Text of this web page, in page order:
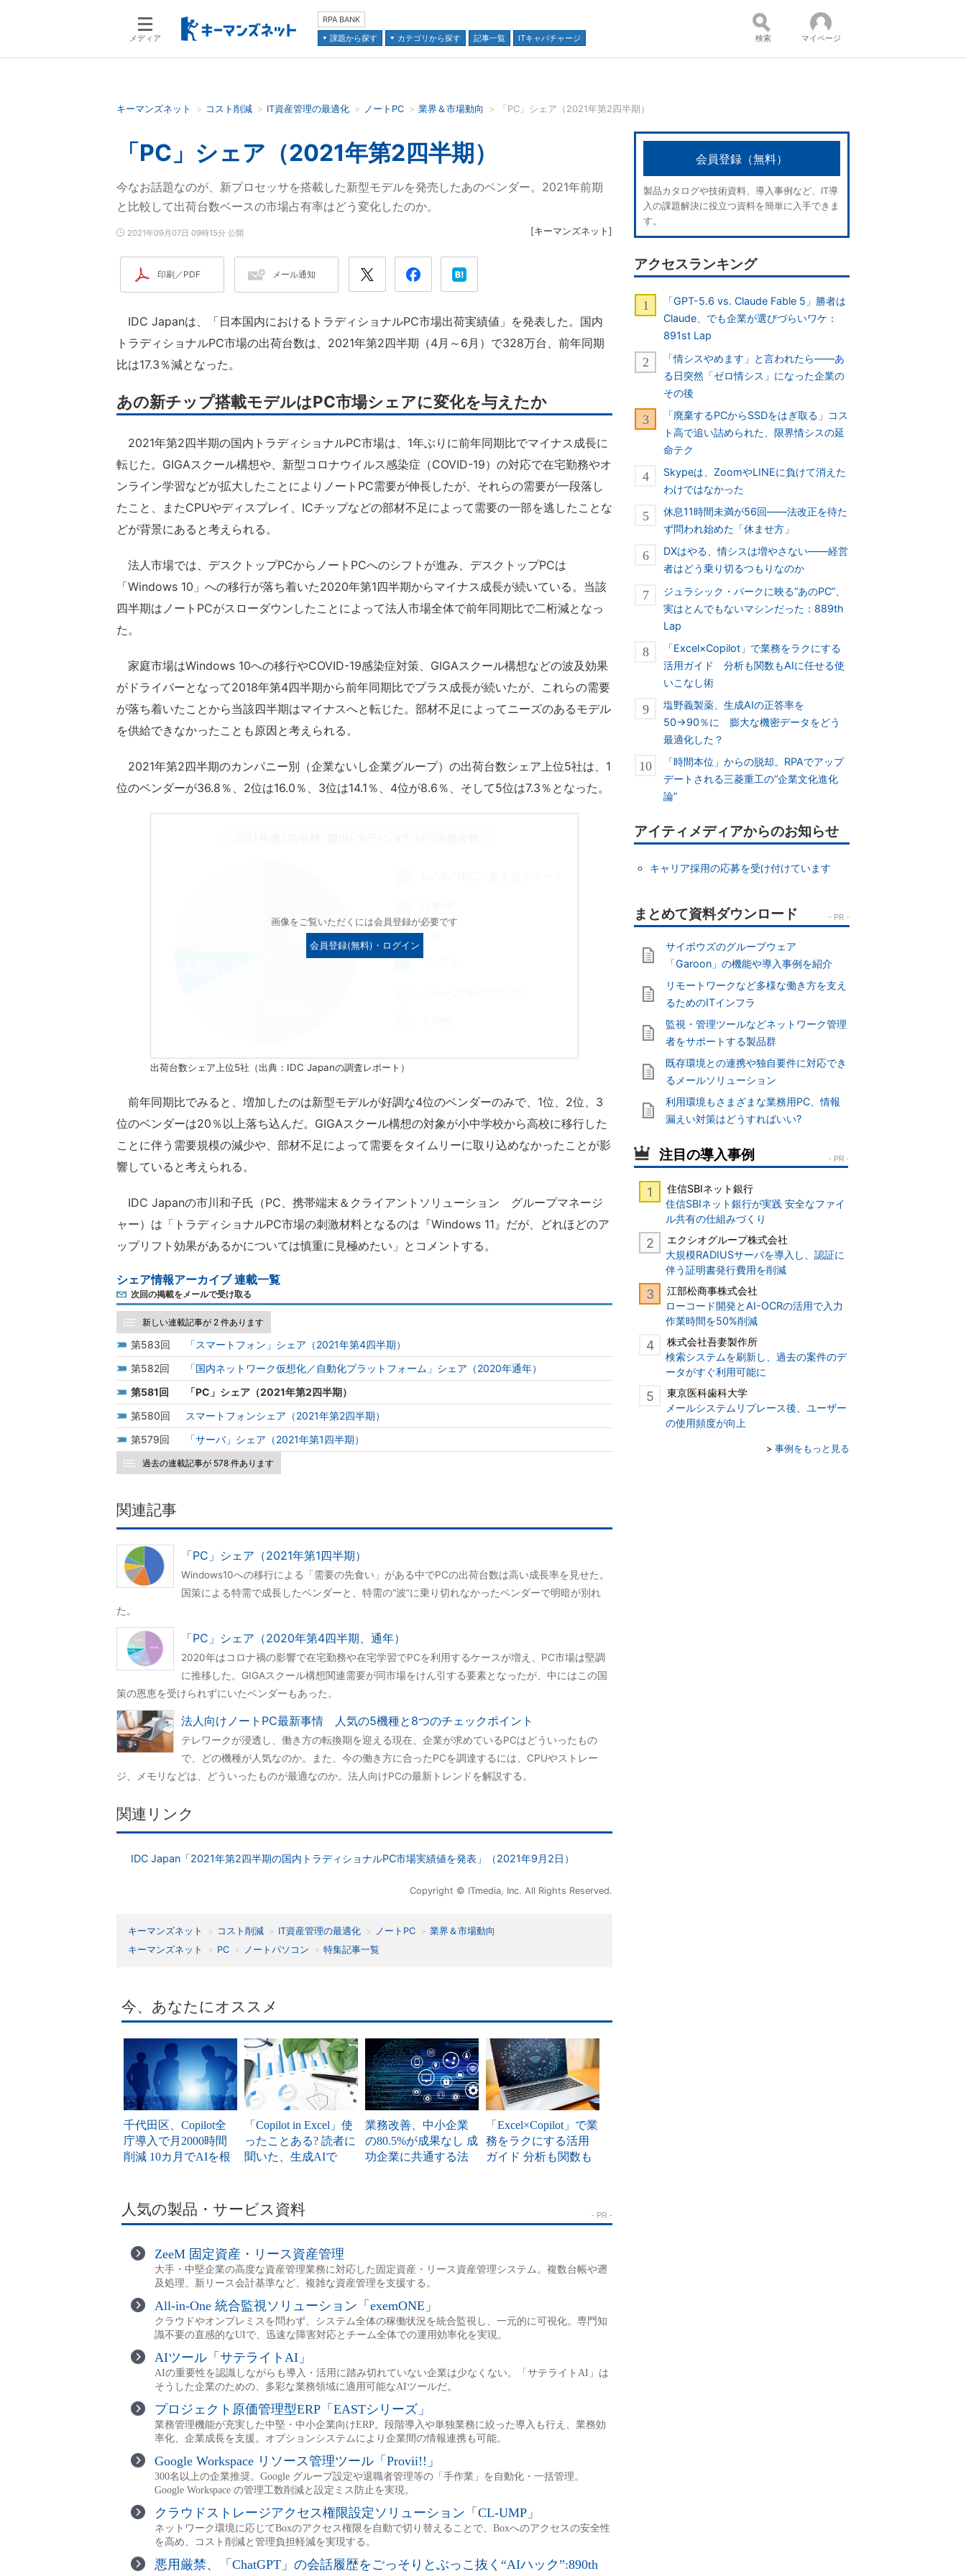
メディア
RPA BANK
課題から探す
カテゴリから探す 記事一覧 ITキャパチャージ
検索語を入力してください 並び順：
検索 マイページ
キーマンズネット コスト削減 IT資産管理の最適化 ノートPC 業界＆市場動向 「PC」シェア（2021年第2四半期）
「PC」シェア（2021年第2四半期）
今なお話題なのが、新プロセッサを搭載した新型モデルを発売したあのベンダー。2021年前期
と比較して出荷台数ベースの市場占有率はどう変化したのか。
2021年09月07日 09時15分 公開 [キーマンズネット ]
印刷／PDF メール通知
IDC Japanは、「日本国内におけるトラディショナルPC市場出荷実績値」を発表した。国内
トラディショナルPC市場の出荷台数は、2021年第2四半期（4月～6月）で328万台、前年同期
比は17.3％減となった。
あの新チップ搭載モデルはPC市場シェアに変化を与えたか
2021年第2四半期の国内トラディショナルPC市場は、1年ぶりに前年同期比でマイナス成長に
転じた。GIGAスクール構想や、新型コロナウイルス感染症（COVID-19）の対応で在宅勤務やオ
ンライン学習などが拡大したことによりノートPC需要が伸長したが、それらの需要が一段落し
たこと、またCPUやディスプレイ、ICチップなどの部材不足によって需要の一部を逃したことな
どが背景にあると考えられる。
法人市場では、デスクトップPCからノートPCへのシフトが進み、デスクトップPCは
「Windows 10」への移行が落ち着いた2020年第1四半期からマイナス成長が続いている。当該
四半期はノートPCがスローダウンしたことによって法人市場全体で前年同期比で二桁減となっ
た。
家庭市場はWindows 10への移行やCOVID-19感染症対策、GIGAスクール構想などの波及効果
がドライバーとなって2018年第4四半期から前年同期比でプラス成長が続いたが、これらの需要
が落ち着いたことから当該四半期はマイナスへと転じた。部材不足によってニーズのあるモデル
を供給できなかったことも原因と考えられる。
2021年第2四半期のカンパニー別（企業ないし企業グループ）の出荷台数シェア上位5社は、1
位のベンダーが36.8％、2位は16.0％、3位は14.1％、4位が8.6％、そして5位は7.3％となった。
画像をご覧いただくには会員登録が必要です
会員登録(無料)・ログイン
出荷台数シェア上位5社（出典：IDC Japanの調査レポート）
前年同期比でみると、増加したのは新型モデルが好調な4位のベンダーのみで、1位、2位、3
位のベンダーは20％以上落ち込んだ。GIGAスクール構想の対象が小中学校から高校に移行した
ことに伴う需要規模の減少や、部材不足によって需要をタイムリーに取り込めなかったことが影
響していると考えられる。
IDC Japanの市川和子氏（PC、携帯端末＆クライアントソリューション グループマネージ
ャー）は「トラディショナルPC市場の刺激材料となるのは『Windows 11』だが、どれほどのア
ップリフト効果があるかについては慎重に見極めたい」とコメントする。
シェア情報アーカイブ 連載一覧
次回の掲載をメールで受け取る
新しい連載記事が 2 件あります
583
「スマートフォン」シェア（2021年第4四半期）
582
「国内ネットワーク仮想化／自動化プラットフォーム」シェア（2020年通年）
581
「PC」シェア（2021年第2四半期）
580
スマートフォンシェア（2021年第2四半期）
579
「サーバ」シェア（2021年第1四半期）
過去の連載記事が 578 件あります
関連記事
「PC」シェア（2021年第1四半期）
Windows10への移行による「需要の先食い」がある中でPCの出荷台数は高い成長率を見せた。
国策による特需で成長したベンダーと、特需の“波”に乗り切れなかったベンダーで明暗が別れ
た。
「PC」シェア（2020年第4四半期、通年）
2020年はコロナ禍の影響で在宅勤務や在宅学習でPCを利用するケースが増え、PC市場は堅調
に推移した。GIGAスクール構想関連需要が同市場をけん引する要素となったが、中にはこの国
策の恩恵を受けられずにいたベンダーもあった。
法人向けノートPC最新事情 人気の5機種と8つのチェックポイント
テレワークが浸透し、働き方の転換期を迎える現在、企業が求めているPCはどういったもの
で、どの機種が人気なのか。また、今の働き方に合ったPCを調達するには、CPUやストレー
ジ、メモリなどは、どういったものが最適なのか。法人向けPCの最新トレンドを解説する。
関連リンク
IDC Japan「2021年第2四半期の国内トラディショナルPC市場実績値を発表」（2021年9月2日）
Copyright © ITmedia, Inc. All Rights Reserved.
キーマンズネット コスト削減 IT資産管理の最適化 ノートPC
業界＆市場動向
キーマンズネット
PC ノートパソコン 特集記事一覧
会員登録（無料）
製品カタログや技術資料、導入事例など、IT導
入の課題解決に役立つ資料を簡単に入手できま
す。
アクセスランキング
「GPT-5.6 vs. Claude Fable 5」勝者は
Claude、でも企業が選びづらいワケ：
891st Lap
「情シスやめます」と言われたら――あ
る日突然「ゼロ情シス」になった企業の
その後
「廃棄するPCからSSDをはぎ取る」コス
ト高で追い詰められた、限界情シスの延
命テク
Skypeは、ZoomやLINEに負けて消えた
わけではなかった
休息11時間未満が56回――法改正を待た
ず問われ始めた「休ませ方」
DXはやる、情シスは増やさない――経営
者はどう乗り切るつもりなのか
ジュラシック・パークに映る“あのPC”、
実はとんでもないマシンだった：889th
Lap
「Excel×Copilot」で業務をラクにする
活用ガイド 分析も関数もAIに任せる使
いこなし術
塩野義製薬、生成AIの正答率を
50→90％に 膨大な機密データをどう
最適化した？
「時間本位」からの脱却。RPAでアップ
デートされる三菱重工の“企業文化進化
論”
アイティメディアからのお知らせ
キャリア採用の応募を受け付けています
サイボウズのグループウェア
「Garoon」の機能や導入事例を紹介
リモートワークなど多様な働き方を支え
るためのITインフラ
監視・管理ツールなどネットワーク管理
者をサポートする製品群
既存環境との連携や独自要件に対応でき
るメールソリューション
利用環境もさまざまな業務用PC、情報
漏えい対策はどうすればいい?